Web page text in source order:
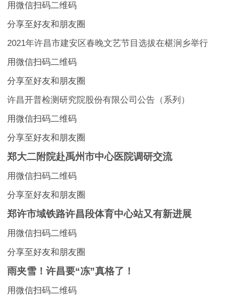
用微信扫码二维码
分享至好友和朋友圈
2021年许昌市建安区春晚文艺节目选拔在椹涧乡举行
用微信扫码二维码
分享至好友和朋友圈
许昌开普检测研究院股份有限公司公告（系列）
用微信扫码二维码
分享至好友和朋友圈
郑大二附院赴禹州市中心医院调研交流
用微信扫码二维码
分享至好友和朋友圈
郑许市域铁路许昌段体育中心站又有新进展
用微信扫码二维码
分享至好友和朋友圈
雨夹雪！许昌要“冻”真格了！
用微信扫码二维码